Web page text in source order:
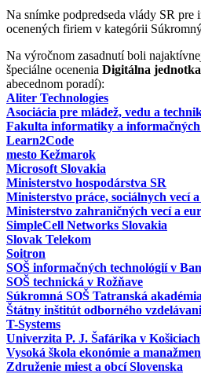
Na snímke podpredseda vlády SR
ocenených firiem v kategórii
Na výročnom zasadnutí boli
špeciálne ocenenia Digitálna
abecednom poradí):
Aliter Technologies
Asociácia pre mládež, vedu a
Fakulta informatiky a
Learn2Code
mesto Kežmarok
Microsoft Slovakia
Ministerstvo hospodárstva SR
Ministerstvo práce, sociálnych vecí
Ministerstvo zahraničných vecí a
SimpleCell Networks Slovakia
Slovak Telekom
Soitron
SOŠ informačných technológií v
SOŠ technická v Rožňave
Súkromná SOŠ Tatranská akadémia
Štátny inštitút odborného
T-Systems
Univerzita P. J. Šafárika v Košiciach
Vysoká škola ekonómie a
Združenie miest a obcí Slovenska